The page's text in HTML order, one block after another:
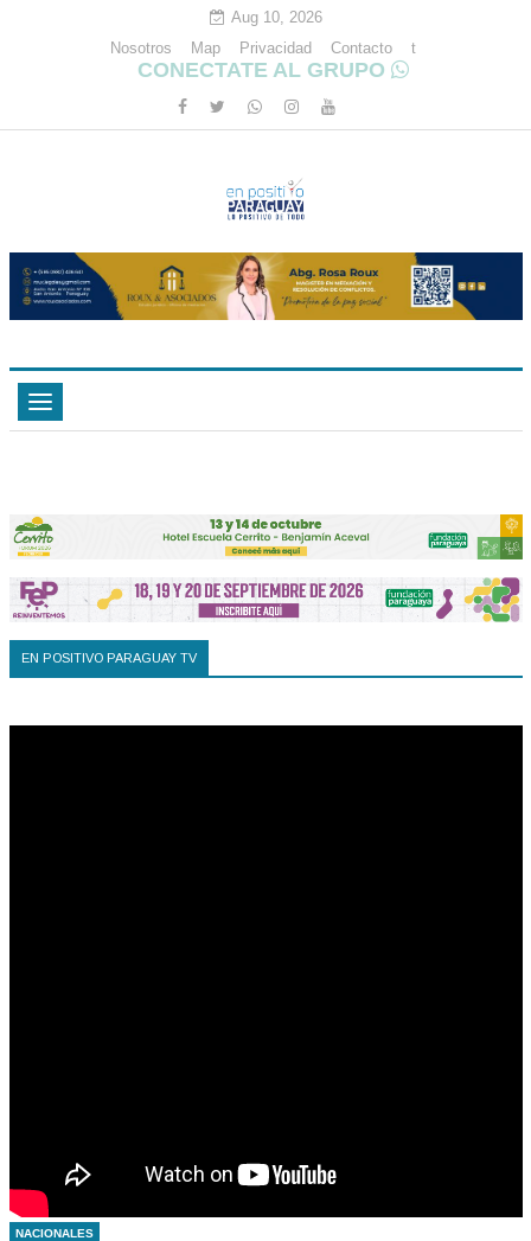
Aug 10, 2026
Nosotros
Map Privacidad Contacto t
CONECTATE AL GRUPO
Toggle
navigation
EN POSITIVO PARAGUAY TV
NACIONALES